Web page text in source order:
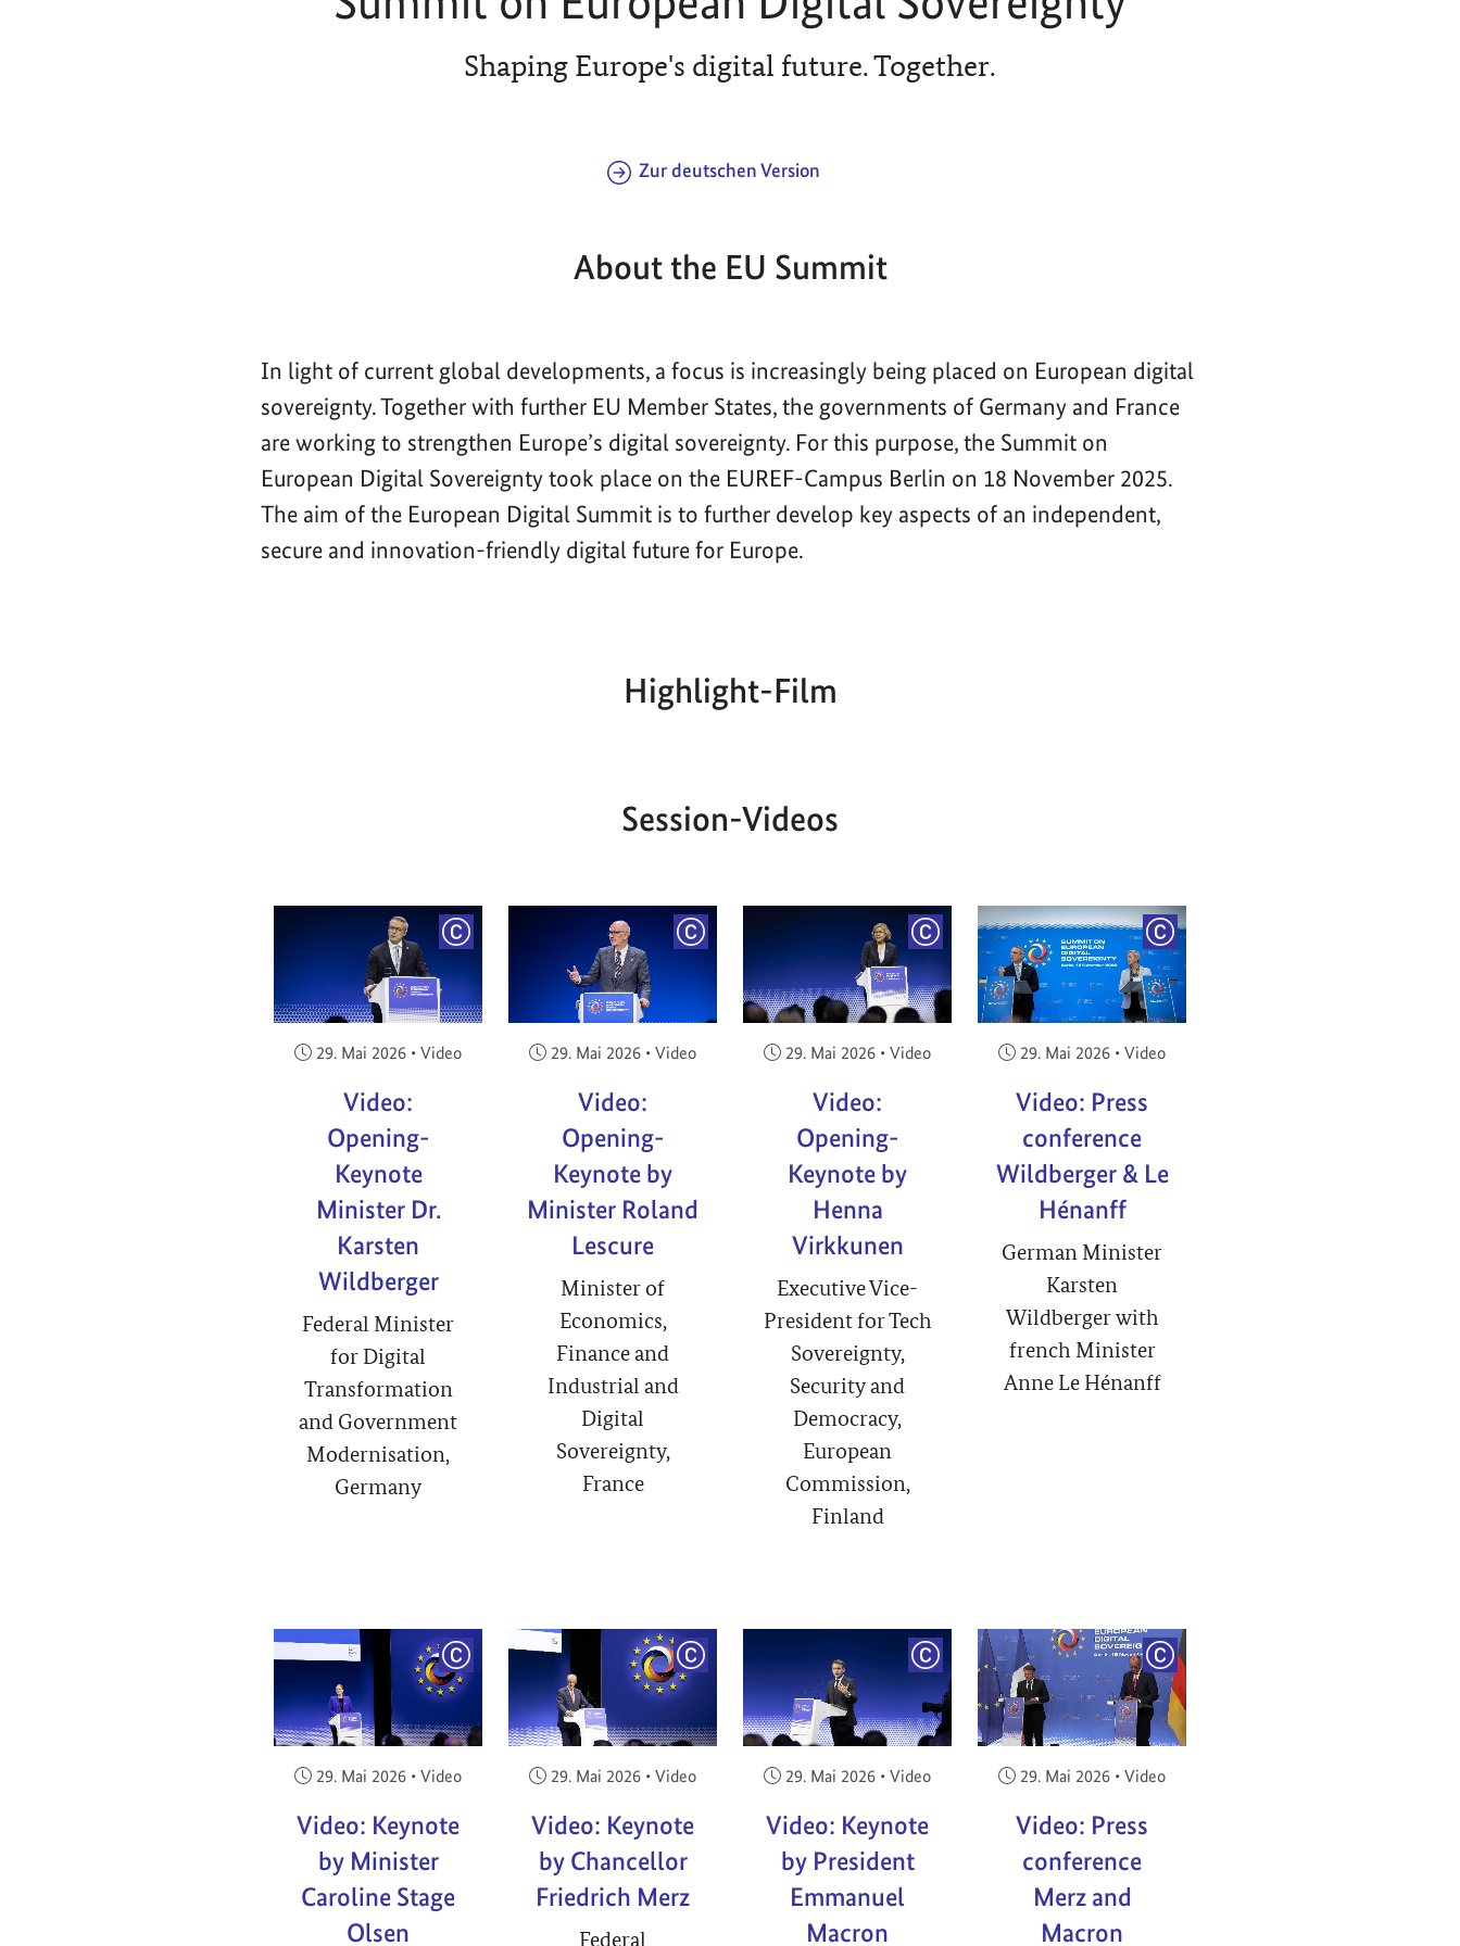
Shaping Europe's digital future. Together.
Zur deutschen Version
About the EU Summit
In light of current global developments, a focus is increasingly being placed on European digital
sovereignty. Together with further EU Member States, the governments of Germany and France
are working to strengthen Europe’s digital sovereignty. For this purpose, the Summit on
European Digital Sovereignty took place on the EUREF-Campus Berlin on 18 November 2025.
The aim of the European Digital Summit is to further develop key aspects of an independent,
secure and innovation-friendly digital future for Europe.
Highlight-Film
Aktueller
00:00|Gesamtlaufzeit
00:00
Session-Videos
COPYRIGHT
Veröffentlicht am:
29. Mai 2026 • Video
Video:
Opening-
Keynote
Minister Dr.
Karsten
Wildberger
Federal Minister
for Digital
Transformation
and Government
Modernisation,
Germany
COPYRIGHT
Veröffentlicht am:
29. Mai 2026 • Video
Video:
Opening-
Keynote by
Minister Roland
Lescure
Minister of
Economics,
Finance and
Industrial and
Digital
Sovereignty,
France
COPYRIGHT
Veröffentlicht am:
29. Mai 2026 • Video
Video:
Opening-
Keynote by
Henna
Virkkunen
Executive Vice-
President for Tech
Sovereignty,
Security and
Democracy,
European
Commission,
Finland
COPYRIGHT
Veröffentlicht am:
29. Mai 2026 • Video
Video: Press
conference
Wildberger & Le
Hénanff
German Minister
Karsten
Wildberger with
french Minister
Anne Le Hénanff
COPYRIGHT
Veröffentlicht am:
29. Mai 2026 • Video
Video: Keynote
by Minister
Caroline Stage
Olsen
COPYRIGHT
Veröffentlicht am:
29. Mai 2026 • Video
Video: Keynote
by Chancellor
Friedrich Merz
Federal
COPYRIGHT
Veröffentlicht am:
29. Mai 2026 • Video
Video: Keynote
by President
Emmanuel
Macron
COPYRIGHT
Veröffentlicht am:
29. Mai 2026 • Video
Video: Press
conference
Merz and
Macron